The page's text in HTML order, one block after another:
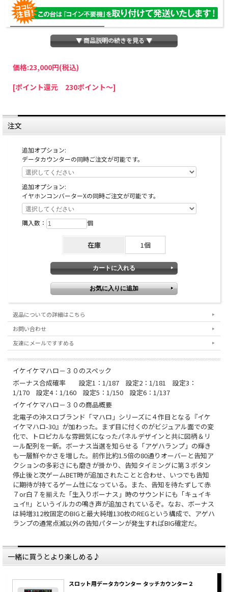
パチスロわっしょいでは、全ての台に「コイン不要機」を無料で取り付けて発送さ
せていただいております。コイン不要機をご利用になられますと、コインが必要な
ていただきましたら、ご注文価格より2000円引きいたします。
※在庫切れの台でも入荷している場合がありますので、電話かメールにてお問い合
わせ下さい。
▼ 商品説明の続きを見る ▼
価格:23,000円(税込)
[ポイント還元 230ポイント～]
注文
追加オプション:
データカウンターの同時ご注文が可能です。
追加オプション:
イヤホンコンバーターXの同時ご注文が可能です。
購入数： 個
在庫 1個
返品についての詳細はこちら
お問い合わせ
友達にメールですすめる
イケイケマハロ－３０のスペック
ボーナス合成確率 設定1：1/187 設定2：1/181 設定3：
1/170 設定4：1/160 設定5：1/150 設定6：1/137
イケイケマハロ－３０の商品概要
北電子の沖スロブランド「マハロ」シリーズに４作目となる『イケ
イケマハロ-30』が加わった。まず目に付くのがビジュアル面での変
化で、トロピカルな雰囲気になったパネルデザインと共に図柄＆リ
ール配列を一新。ボーナス当選を知らせる「アゲハランプ」の輝き
も一層鮮やかさを増した。前作比約1.5倍の80通りオーバーと告知ア
クションの多彩さにも磨きが掛かり、告知タイミングに第３ボタン
停止後と次ゲームBET時が追加されたことと合わせ、いつでも告知
に期待が持てるゲーム性になっている。また、告知を待たずして赤
７or白７を揃えた「生入りボーナス」時のサウンドにも「キュイキ
ュイ!!」というイルカの鳴き声が追加されているぞ。なお、ボーナス
は純増312枚固定のBIGと最大純増130枚のREGという構成で、アゲハ
ランプの通常点滅以外の告知パターンが発生すればBIG確定だ。
一緒に買うとより楽しめる♪
スロット用データカウンター タッチカウンター２